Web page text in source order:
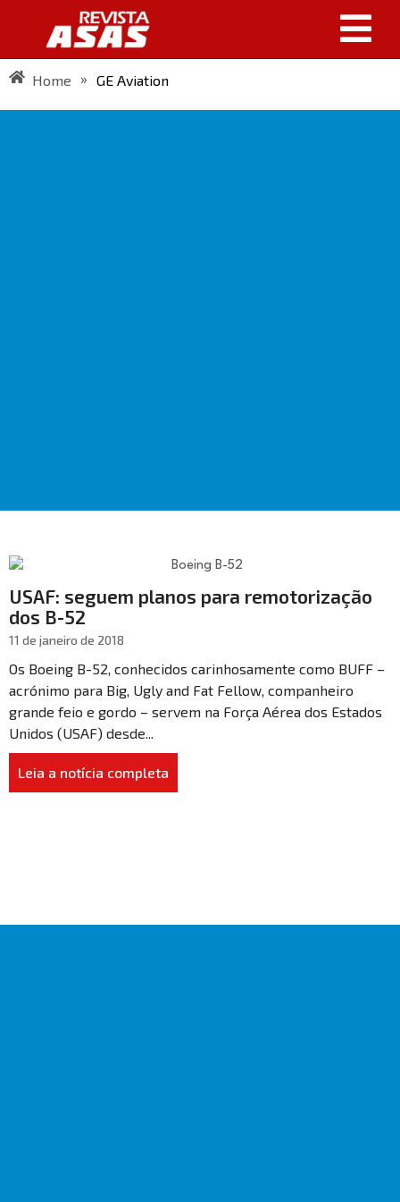
Home » GE Aviation
USAF: seguem planos para remotorização
dos B-52
11 de janeiro de 2018
Os Boeing B-52, conhecidos carinhosamente como BUFF –
acrónimo para Big, Ugly and Fat Fellow, companheiro
grande feio e gordo – servem na Força Aérea dos Estados
Unidos (USAF) desde...
Leia a notícia completa